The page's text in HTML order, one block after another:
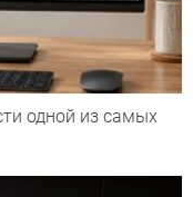
одной из самых